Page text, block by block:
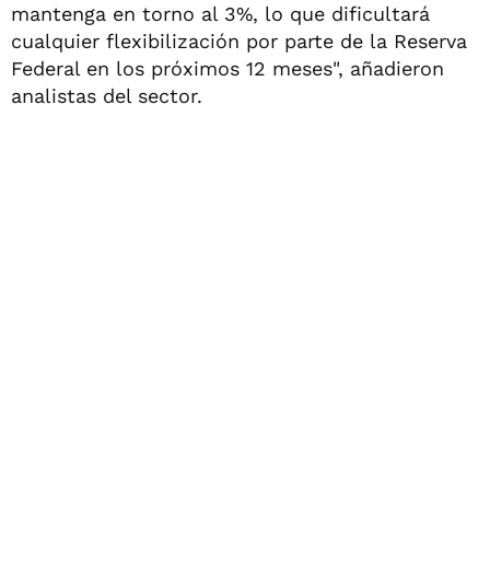
mantenga en torno al 3%, lo que dificultará
cualquier flexibilización por parte de la Reserva
Federal en los próximos 12 meses", añadieron
analistas del sector.